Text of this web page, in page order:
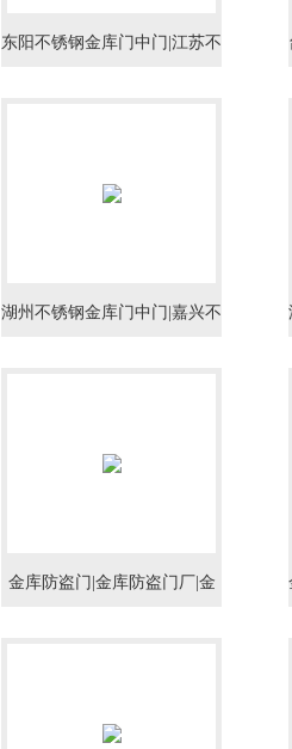
东阳不锈钢金库门中门|江苏不
湖州不锈钢金库门中门|嘉兴不
金库防盗门|金库防盗门厂|金